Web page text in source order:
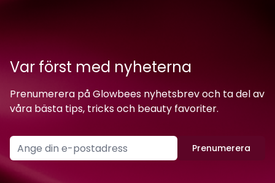
Var först med nyheterna
Prenumerera på Glowbees nyhetsbrev och ta del av
våra bästa tips, tricks och beauty favoriter.
Prenumerera